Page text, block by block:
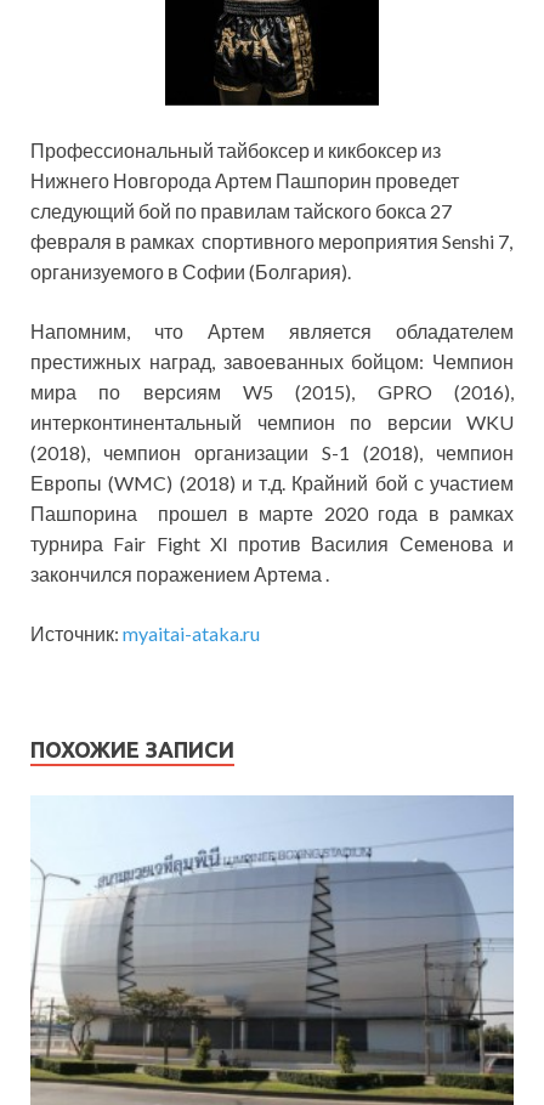
Профессиональный тайбоксер и кикбоксер из
Нижнего Новгорода Артем Пашпорин проведет
следующий бой по правилам тайского бокса 27
февраля в рамках спортивного мероприятия Senshi 7,
организуемого в Софии (Болгария).
Напомним, что Артем является обладателем
престижных наград, завоеванных бойцом: Чемпион
мира по версиям W5 (2015), GPRO (2016),
интерконтинентальный чемпион по версии WKU
(2018), чемпион организации S-1 (2018), чемпион
Европы (WMC) (2018) и т.д. Крайний бой с участием
Пашпорина прошел в марте 2020 года в рамках
турнира Fair Fight XI против Василия Семенова и
закончился поражением Артема .
Источник: myaitai-ataka.ru
ПОХОЖИЕ ЗАПИСИ